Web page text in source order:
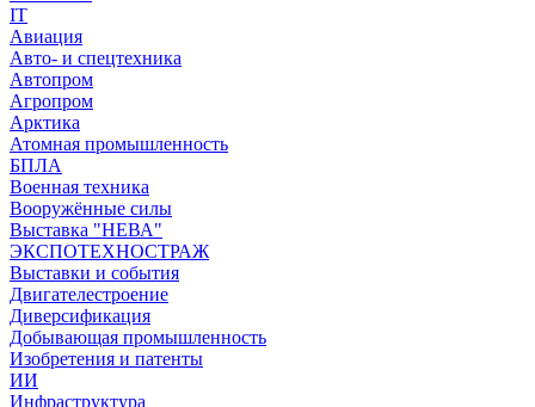
IT
Авиация
Авто- и спецтехника
Автопром
Агропром
Арктика
Атомная промышленность
БПЛА
Военная техника
Вооружённые силы
Выставка "НЕВА"
ЭКСПОТЕХНОСТРАЖ
Выставки и события
Двигателестроение
Диверсификация
Добывающая промышленность
Изобретения и патенты
ИИ
Инфраструктура